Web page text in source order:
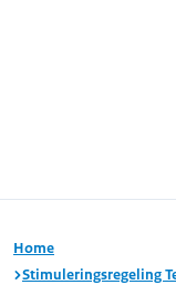
Home
Stimuleringsregeling